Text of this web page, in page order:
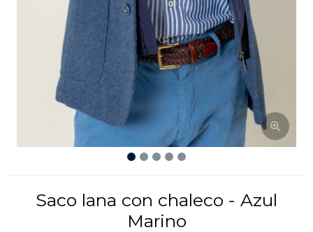
Saco lana con chaleco - Azul
Marino